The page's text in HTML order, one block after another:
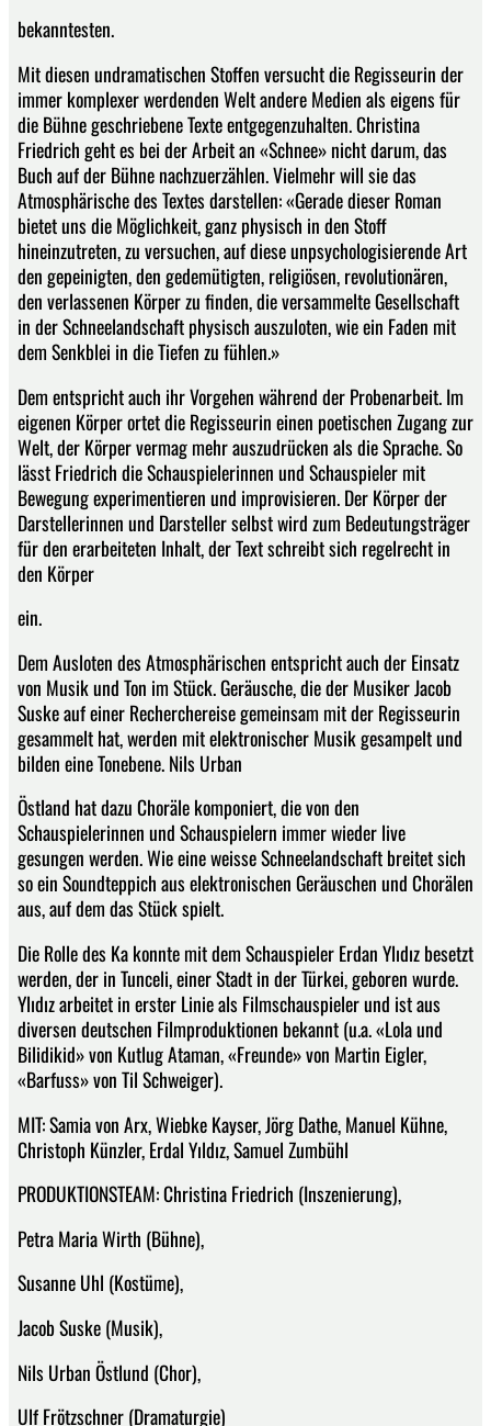
bekanntesten.
Mit diesen undramatischen Stoffen versucht die Regisseurin der
immer komplexer werdenden Welt andere Medien als eigens für
die Bühne geschriebene Texte entgegenzuhalten. Christina
Friedrich geht es bei der Arbeit an «Schnee» nicht darum, das
Buch auf der Bühne nachzuerzählen. Vielmehr will sie das
Atmosphärische des Textes darstellen: «Gerade dieser Roman
bietet uns die Möglichkeit, ganz physisch in den Stoff
hineinzutreten, zu versuchen, auf diese unpsychologisierende Art
den gepeinigten, den gedemütigten, religiösen, revolutionären,
den verlassenen Körper zu finden, die versammelte Gesellschaft
in der Schneelandschaft physisch auszuloten, wie ein Faden mit
dem Senkblei in die Tiefen zu fühlen.»
Dem entspricht auch ihr Vorgehen während der Probenarbeit. Im
eigenen Körper ortet die Regisseurin einen poetischen Zugang zur
Welt, der Körper vermag mehr auszudrücken als die Sprache. So
lässt Friedrich die Schauspielerinnen und Schauspieler mit
Bewegung experimentieren und improvisieren. Der Körper der
Darstellerinnen und Darsteller selbst wird zum Bedeutungsträger
für den erarbeiteten Inhalt, der Text schreibt sich regelrecht in
den Körper
ein.
Dem Ausloten des Atmosphärischen entspricht auch der Einsatz
von Musik und Ton im Stück. Geräusche, die der Musiker Jacob
Suske auf einer Recherchereise gemeinsam mit der Regisseurin
gesammelt hat, werden mit elektronischer Musik gesampelt und
bilden eine Tonebene. Nils Urban
Östland hat dazu Choräle komponiert, die von den
Schauspielerinnen und Schauspielern immer wieder live
gesungen werden. Wie eine weisse Schneelandschaft breitet sich
so ein Soundteppich aus elektronischen Geräuschen und Chorälen
aus, auf dem das Stück spielt.
Die Rolle des Ka konnte mit dem Schauspieler Erdan Ylıdız besetzt
werden, der in Tunceli, einer Stadt in der Türkei, geboren wurde.
Ylıdız arbeitet in erster Linie als Filmschauspieler und ist aus
diversen deutschen Filmproduktionen bekannt (u.a. «Lola und
Bilidikid» von Kutlug Ataman, «Freunde» von Martin Eigler,
«Barfuss» von Til Schweiger).
MIT: Samia von Arx, Wiebke Kayser, Jörg Dathe, Manuel Kühne,
Christoph Künzler, Erdal Yıldız, Samuel Zumbühl
PRODUKTIONSTEAM: Christina Friedrich (Inszenierung),
Petra Maria Wirth (Bühne),
Susanne Uhl (Kostüme),
Jacob Suske (Musik),
Nils Urban Östlund (Chor),
Ulf Frötzschner (Dramaturgie)